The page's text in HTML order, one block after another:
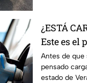
¿ESTÁ
Este es el
gasolina
hoy 9 de
Antes de que
pensado
estado de